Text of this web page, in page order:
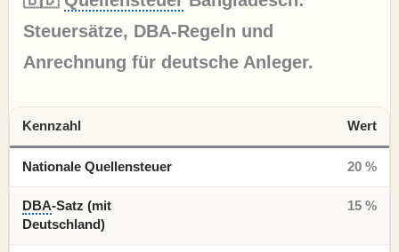
Steuersätze, DBA-Regeln und
Anrechnung für deutsche Anleger.
Kennzahl Wert
Nationale Quellensteuer 20 %
DBA-Satz (mit
Deutschland)
15 %